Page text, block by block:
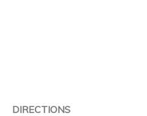
DIRECTIONS